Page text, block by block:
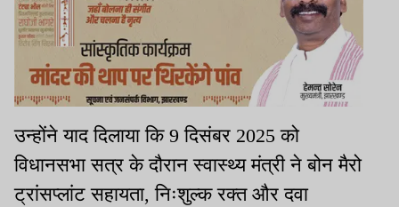
उन्होंने याद दिलाया कि 9 दिसंबर 2025 को
विधानसभा सत्र के दौरान स्वास्थ्य मंत्री ने बोन मैरो
ट्रांसप्लांट सहायता, निःशुल्क रक्त और दवा